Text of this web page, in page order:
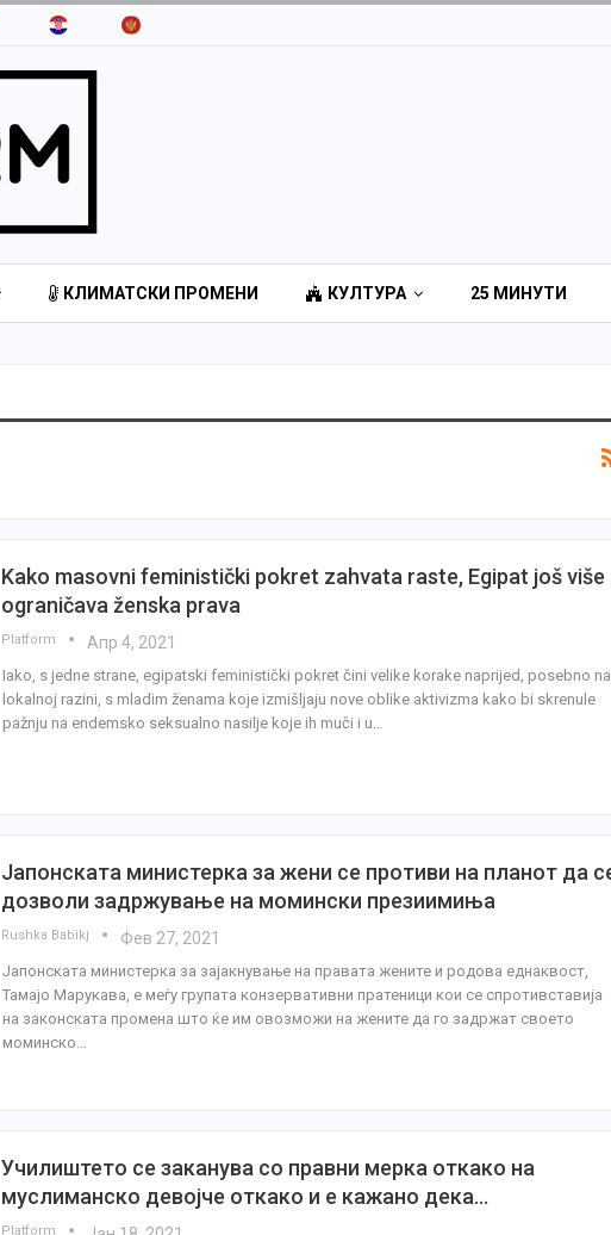
КЛИМАТСКИ ПРОМЕНИ КУЛТУРА 25 МИНУТИ
Kako masovni feministički pokret zahvata raste, Egipat još više
ograničava ženska prava
Platform Апр 4, 2021
Iako, s jedne strane, egipatski feministički pokret čini velike korake naprijed, posebno na
lokalnoj razini, s mladim ženama koje izmišljaju nove oblike aktivizma kako bi skrenule
pažnju na endemsko seksualno nasilje koje ih muči i u…
Јапонската министерка за жени се противи на планот да
дозволи задржување на момински презиимиња
Rushka Babikj Фев 27, 2021
Јапонската министерка за зајакнување на правата жените и родова еднаквост,
Тамајо Марукава, е меѓу групата конзервативни пратеници кои се спротивставија
на законската промена што ќе им овозможи на жените да го задржат своето
моминско…
Училиштето се заканува со правни меркa откако на
муслиманско девојче откако и е кажано дека…
Platform